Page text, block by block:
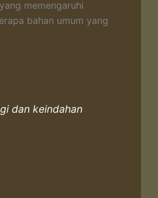
memengaruhi
bahan umum yang
dan keindahan